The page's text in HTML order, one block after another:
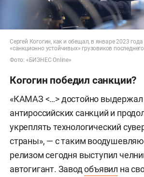
Сергей Когогин, как и обещал, в январе 2023
«санкционно устойчивых» грузовиков
Фото: «БИЗНЕС Online»
Когогин победил санкции?
«КАМАЗ <…> достойно выдержал
антироссийских санкций и
укреплять технологический
страны», — с таким
релизом сегодня выступил
автогигант. Заводобъявил на